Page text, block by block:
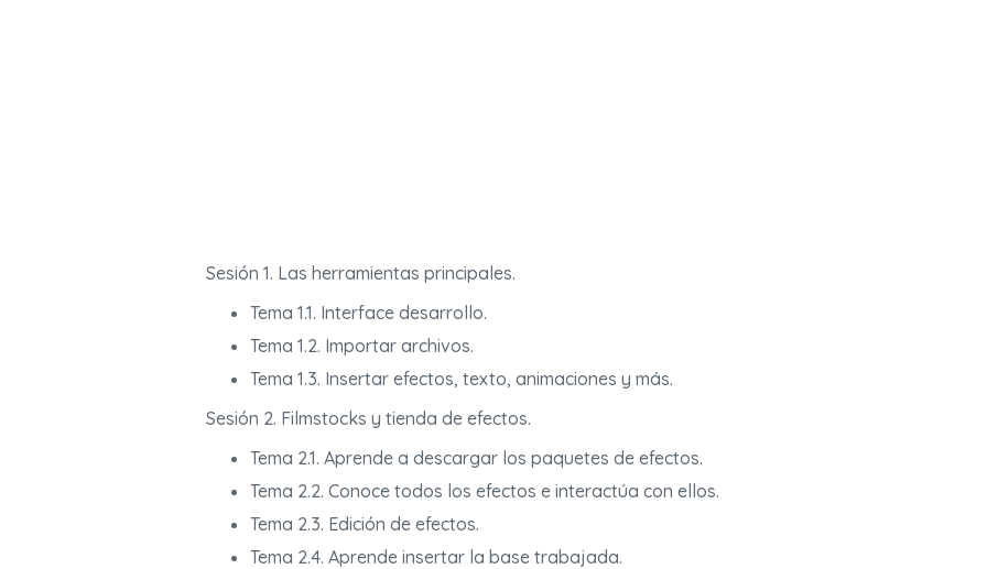
Sesión 1. Las herramientas principales.
Tema 1.1. Interface desarrollo.
Tema 1.2. Importar archivos.
Tema 1.3. Insertar efectos, texto, animaciones y más.
Sesión 2. Filmstocks y tienda de efectos.
Tema 2.1. Aprende a descargar los paquetes de efectos.
Tema 2.2. Conoce todos los efectos e interactúa con ellos.
Tema 2.3. Edición de efectos.
Tema 2.4. Aprende insertar la base trabajada.